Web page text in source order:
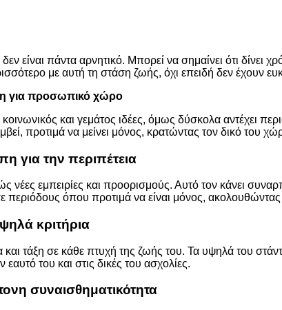
είναι πάντα αρνητικό. Μπορεί να σημαίνει ότι
με αυτή τη στάση ζωής, όχι επειδή δεν έχουν
για προσωπικό χώρο
και γεμάτος ιδέες, όμως δύσκολα αντέχει
προτιμά να μείνει μόνος, κρατώντας τον δικό του
για την περιπέτεια
νέες εμπειρίες και προορισμούς. Αυτό τον κάνει
περιόδους όπου προτιμά να είναι μόνος, ακολουθώντας
κριτήρια
τάξη σε κάθε πτυχή της ζωής του. Τα υψηλά του
του και στις δικές του ασχολίες.
συναισθηματικότητα